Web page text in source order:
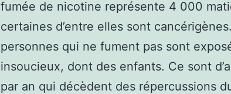
fumée de nicotine représente 4 000
certaines d’entre elles sont
personnes qui ne fument pas sont
insoucieux, dont des enfants. Ce sont
par an qui décèdent des répercussions